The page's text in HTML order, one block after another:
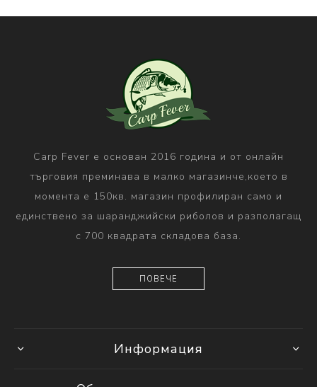
Carp Fever е основан 2016 година и от онлайн
търговия преминава в малко магазинче,което в
момента е 150кв. магазин профилиран само и
единствено за шаранджийски риболов и разполагащ
с 700 квадрата складова база.
ПОВЕЧЕ
Информация